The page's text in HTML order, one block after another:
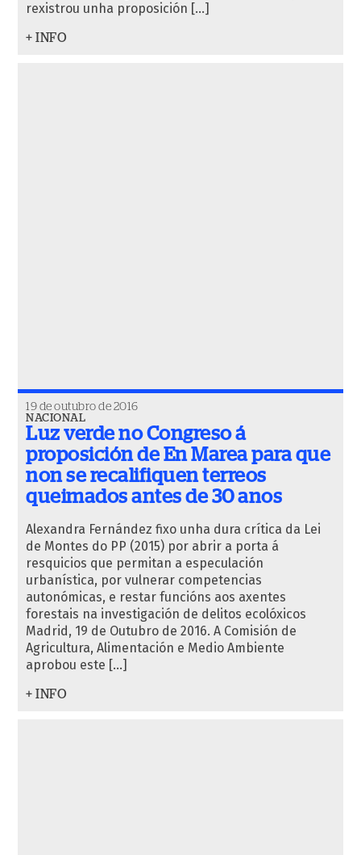
rexistrou unha proposición […]
+ INFO
19 de outubro de 2016
NACIONAL
Luz verde no Congreso á
proposición de En Marea para que
non se recalifiquen terreos
queimados antes de 30 anos
Alexandra Fernández fixo unha dura crítica da Lei
de Montes do PP (2015) por abrir a porta á
resquicios que permitan a especulación
urbanística, por vulnerar competencias
autonómicas, e restar funcións aos axentes
forestais na investigación de delitos ecolóxicos
Madrid, 19 de Outubro de 2016. A Comisión de
Agricultura, Alimentación e Medio Ambiente
aprobou este […]
+ INFO